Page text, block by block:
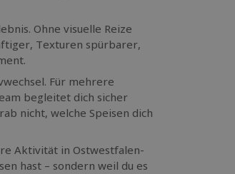
Ohne visuelle Reize
Texturen spürbarer,
Für mehrere
begleitet dich sicher
nicht, welche Speisen dich
Aktivität in Ostwestfalen-
hast – sondern weil du es